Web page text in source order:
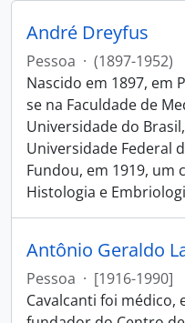
André Dreyfus
Pessoa · (1897-1952)
Nascido em 1897, em
se na Faculdade de
Universidade do
Universidade Federal
Fundou, em 1919, um
Histologia e
Antônio Geraldo
Pessoa · [1916-1990]
Cavalcanti foi médico,